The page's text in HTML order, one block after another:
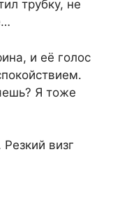
трубку, не
и её голос
Я тоже
визг